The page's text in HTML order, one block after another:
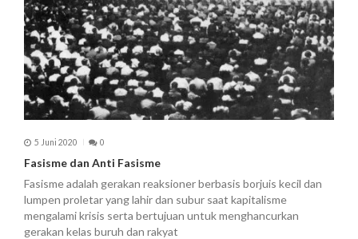
5 Juni 2020 0
Fasisme dan Anti Fasisme
Fasisme adalah gerakan reaksioner berbasis borjuis kecil dan
lumpen proletar yang lahir dan subur saat kapitalisme
mengalami krisis serta bertujuan untuk menghancurkan
gerakan kelas buruh dan rakyat